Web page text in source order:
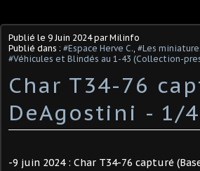
Publié le 9 Juin 2024par Milinfo
Publié dans : #Espace Herve C., #Les
#Véhicules et Blindés au 1-43 (Collection-
Char T34-76
DeAgostini - 1/
-9 juin 2024 : Char T34-76 capturé